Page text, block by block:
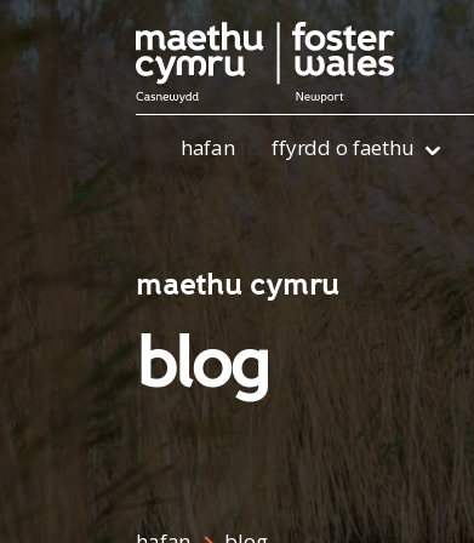
Skip to content
hafan ffyrdd o faethu
maethu cymru
blog